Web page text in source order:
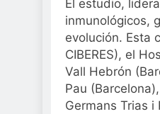
El estudio,
inmunológicos,
evolución. Esta
CIBERES), el
Vall Hebrón
Pau
Germans Trias